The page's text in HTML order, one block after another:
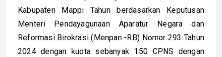
Kabupaten Mappi Tahun berdasarkan Keputusan
Menteri Pendayagunaan Aparatur Negara dan
Reformasi Birokrasi (Menpan -RB) Nomor 293 Tahun
2024 dengan kuota sebanyak 150 CPNS dengan